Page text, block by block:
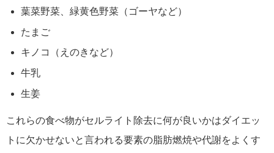
葉菜野菜、緑黄色野菜（ゴーヤなど）
たまご
キノコ（えのきなど）
牛乳
生姜
これらの食べ物がセルライト除去に何が良いかはダイエッ
トに欠かせないと言われる要素の脂肪燃焼や代謝をよくす